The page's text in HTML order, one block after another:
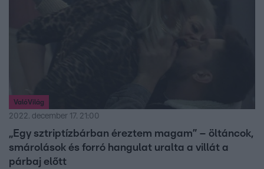
ValóVilág
2022. december 17. 21:00
„Egy sztriptízbárban éreztem magam” – öltáncok,
smárolások és forró hangulat uralta a villát a
párbaj előtt